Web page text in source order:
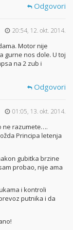
Odgovori
20:54, 12. okt. 2014.
Motor nije
gurne nos dole. U toj
na 2 zub i
Odgovori
01:05, 13. okt. 2014.
ne razumete….
Principa letenja
gubitka brzine
probao, nije ama
i kontroli
putnika i da